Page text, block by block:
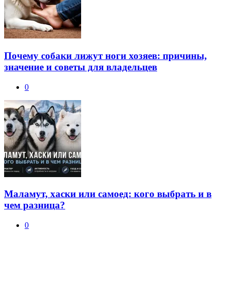
Почему собаки лижут ноги хозяев: причины,
значение и советы для владельцев
0
Маламут, хаски или самоед: кого выбрать и в
чем разница?
0